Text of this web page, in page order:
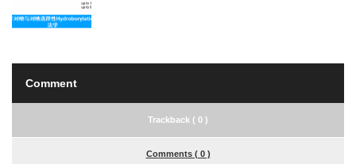
Comment
Trackback ( 0 )
Comments ( 0 )